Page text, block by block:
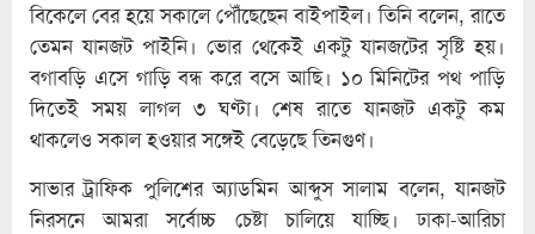
বিকেলে বের হয়ে সকালে পৌঁছেছেন বাইপাইল। তিনি বলেন, রাতে
তেমন যানজট পাইনি। ভোর থেকেই একটু যানজটের সৃষ্টি হয়।
বগাবড়ি এসে গাড়ি বন্ধ করে বসে আছি। ১০ মিনিটের পথ পাড়ি
দিতেই সময় লাগল ৩ ঘণ্টা। শেষ রাতে যানজট একটু কম
থাকলেও সকাল হওয়ার সঙ্গেই বেড়েছে তিনগুণ।
সাভার ট্রাফিক পুলিশের অ্যাডমিন আব্দুস সালাম বলেন, যানজট
নিরসনে আমরা সর্বোচ্চ চেষ্টা চালিয়ে যাচ্ছি। ঢাকা-আরিচা